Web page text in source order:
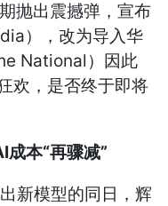
抛出震撼弹，宣布
），改为导入华
National）因此
欢，是否终于即将
本“再骤减”
新模型的同日，辉